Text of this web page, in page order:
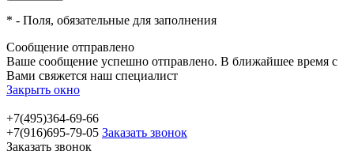
* - Поля, обязательные для заполнения
Сообщение отправлено
Ваше сообщение успешно отправлено. В ближайшее время с
Вами свяжется наш специалист
Закрыть окно
+7(495)364-69-66
+7(916)695-79-05 Заказать звонок
Заказать звонок